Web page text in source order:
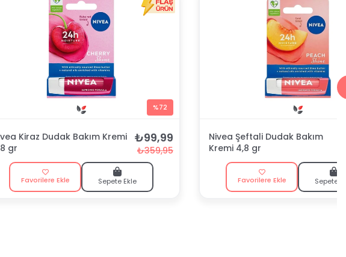
%72
Kiraz Dudak Bakım Kremi
gr
₺99,99
₺359,95
Favorilere Ekle Sepete Ekle
Nivea Şeftali Dudak Bakım
Kremi 4,8 gr
Favorilere Ekle Sepete